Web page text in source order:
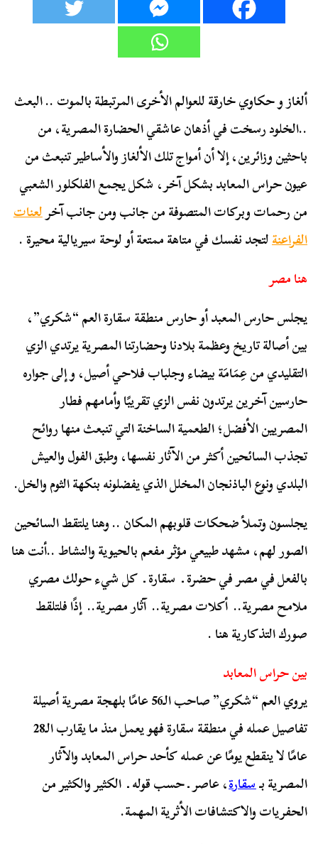
ألغاز و حكاوي خارقة للعوالم الأخرى المرتبطة بالموت .. البعث
..الخلود رسخت في أذهان عاشقي الحضارة المصرية، من
باحثين وزائرين، إلا أن أمواج تلك الألغاز والأساطير تنبعث من
عيون حراس المعابد بشكل آخر، شكل يجمع الفلكلور الشعبي
من رحمات وبركات المتصوفة من جانب ومن جانب آخرلعنات
الفراعنةلتجد نفسك في متاهة ممتعة أو لوحة سيريالية محيرة .
هنا مصر
يجلس حارس المعبد أو حارس منطقة سقارة العم “شكري”،
بين أصالة تاريخ وعظمة بلادنا وحضارتنا المصرية يرتدي الزي
التقليدي من عِمَامَة بيضاء وجلباب فلاحي أصيل، و إلى جواره
حارسين آخرين يرتدون نفس الزي تقريبًا وأمامهم فطار
المصريين الأفضل؛ الطعمية الساخنة التي تنبعث منها روائح
تجذب السائحين أكثر من الآثار نفسها، وطبق الفول والعيش
البلدي ونوع الباذنجان المخلل الذي يفضلونه بنكهة الثوم والخل.
يجلسون وتملأ ضحكات قلوبهم المكان .. وهنا يلتقط السائحين
الصور لهم، مشهد طبيعي مؤثر مفعم بالحيوية والنشاط ..أنت هنا
بالفعل في مصر في حضرة ـ سقارة ـ كل شيء حولك مصري
ملامح مصرية.. أكلات مصرية.. آثار مصرية.. إذًا فلتلقط
صورك التذكارية هنا .
بين حراس المعابد
يروي العم “شكري” صاحب الـ56 عامًا بلهجة مصرية أصيلة
تفاصيل عمله في منطقة سقارة فهو يعمل منذ ما يقارب الـ28
عامًا لا ينقطع يومًا عن عمله كأحد حراس المعابد والآثار
المصرية بـسقارة، عاصر ـ حسب قوله ـ الكثير والكثير من
الحفريات والاكتشافات الأثرية المهمة.